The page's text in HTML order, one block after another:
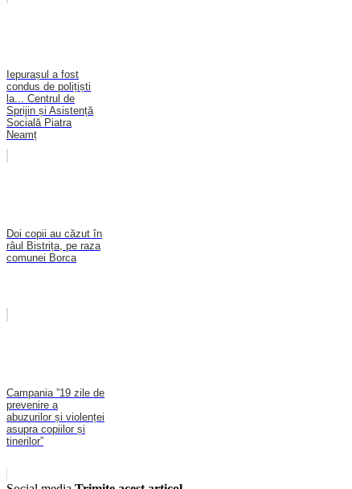
Iepurașul a fost
condus de polițiști
la... Centrul de
Sprijin și Asistență
Socială Piatra
Neamț
Doi copii au căzut în
râul Bistrița, pe raza
comunei Borca
Campania ”19 zile de
prevenire a
abuzurilor și violenței
asupra copiilor și
tinerilor”